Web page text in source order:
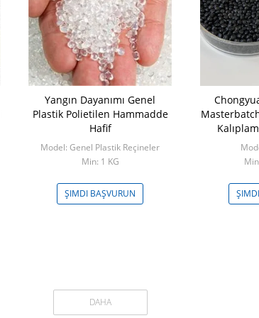
Yangın Dayanımı Genel
Plastik Polietilen Hammadde
Hafif
Model: Genel Plastik Reçineler
Min: 1 KG
ŞIMDI BAŞVURUN
DAHA